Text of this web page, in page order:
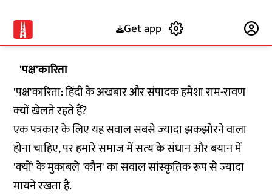
Get app
'पक्ष'कारिता
'पक्ष'कारिता: हिंदी के अखबार और संपादक हमेशा राम-रावण
क्‍यों खेलते रहते हैं?
एक पत्रकार के लिए यह सवाल सबसे ज्‍यादा झकझोरने वाला
होना चाहिए, पर हमारे समाज में सत्‍य के संधान और बयान में
'क्‍यों' के मुकाबले 'कौन' का सवाल सांस्‍कृतिक रूप से ज्‍यादा
मायने रखता है.